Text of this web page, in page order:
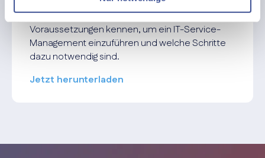
und welche Vorteile es hat. Sie lernen die
Voraussetzungen kennen, um ein IT-Service-
Management einzuführen und welche Schritte
dazu notwendig sind.
Jetzt herunterladen